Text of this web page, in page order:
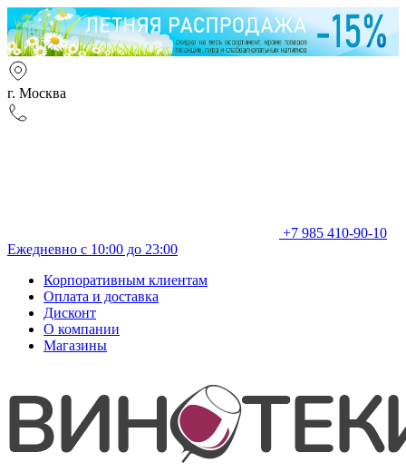
г. Москва
+7 985 410-90-10
Ежедневно с 10:00 до 23:00
Корпоративным клиентам
Оплата и доставка
Дисконт
О компании
Магазины